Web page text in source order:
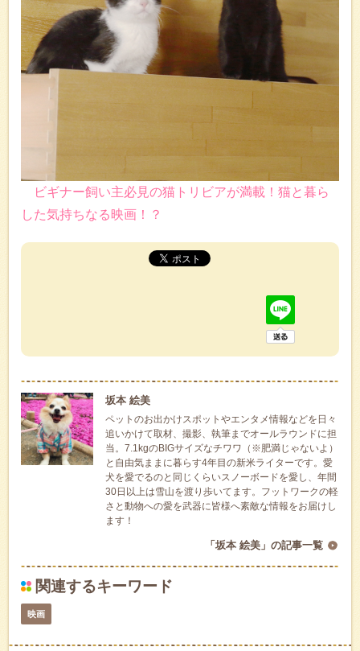
ビギナー飼い主必見の猫トリビアが満載！猫と暮ら
した気持ちなる映画！？
坂本 絵美
ペットのお出かけスポットやエンタメ情報などを日々
追いかけて取材、撮影、執筆までオールラウンドに担
当。7.1kgのBIGサイズなチワワ（※肥満じゃないよ）
と自由気ままに暮らす4年目の新米ライターです。愛
犬を愛でるのと同じくらいスノーボードを愛し、年間
30日以上は雪山を渡り歩いてます。フットワークの軽
さと動物への愛を武器に皆様へ素敵な情報をお届けし
ます！
「坂本 絵美」の記事一覧
関連するキーワード
映画